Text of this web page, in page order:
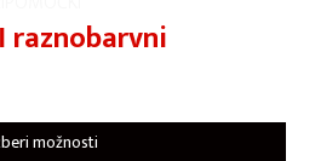
raznobarvni
možnosti